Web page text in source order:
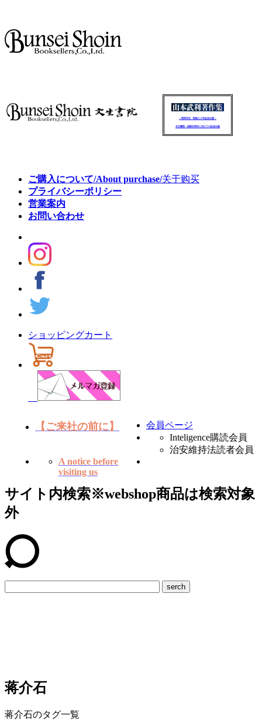
～昭和百年・戦後八十年記念出版～
文生書院：創業百周年に向けての記念出版
ご購入について/About purchase/关于购买
プライバシーポリシー
営業案内
お問い合わせ
ショッピングカート
【ご来社の前に】
会員ページ
Inteligence購読会員
治安維持法読者会員
A notice before
visiting us
サイト内検索※webshop商品は検索対象
外
serch
蒋介石
蒋介石のタグ一覧